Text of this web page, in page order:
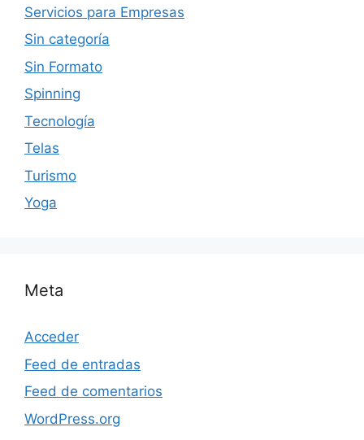
Servicios para Empresas
Sin categoría
Sin Formato
Spinning
Tecnología
Telas
Turismo
Yoga
Meta
Acceder
Feed de entradas
Feed de comentarios
WordPress.org